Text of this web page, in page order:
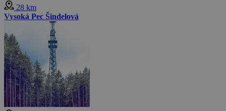
28 km
Vysoká Pec Šindelová